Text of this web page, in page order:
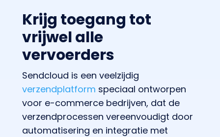
Krijg toegang tot
vrijwel alle
vervoerders
Sendcloud is een veelzijdig
verzendplatform speciaal ontworpen
voor e-commerce bedrijven, dat de
verzendprocessen vereenvoudigt door
automatisering en integratie met